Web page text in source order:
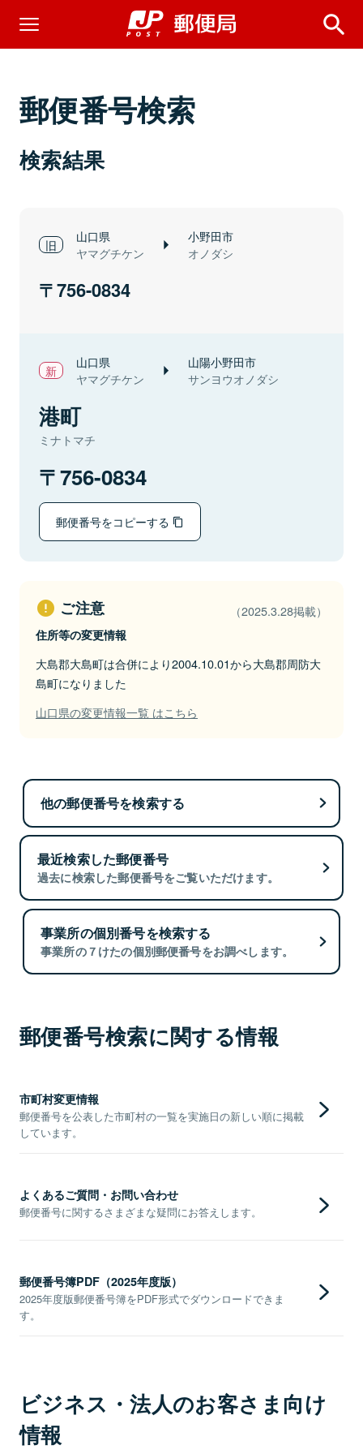
郵便番号検索
検索結果
山口県
ヤマグチケン
小野田市
オノダシ
756-0834
山口県
ヤマグチケン
山陽小野田市
サンヨウオノダシ
港町
ミナトマチ
756-0834
郵便番号をコピーする
ご注意 （2025.3.28掲載）
住所等の変更情報
大島郡大島町は合併により2004.10.01から大島郡周防大
島町になりました
山口県の変更情報一覧 はこちら
他の郵便番号を検索する
最近検索した郵便番号
過去に検索した郵便番号をご覧いただけます。
事業所の個別番号を検索する
事業所の７けたの個別郵便番号をお調べします。
郵便番号検索に関する情報
市町村変更情報
郵便番号を公表した市町村の一覧を実施日の新しい順に掲載
しています。
よくあるご質問・お問い合わせ
郵便番号に関するさまざまな疑問にお答えします。
郵便番号簿PDF（2025年度版）
2025年度版郵便番号簿をPDF形式でダウンロードできま
す。
ビジネス・法人のお客さま向け
情報